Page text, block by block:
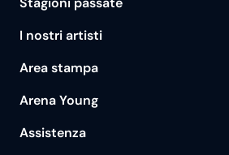
I nostri artisti
Area stampa
Arena Young
Assistenza